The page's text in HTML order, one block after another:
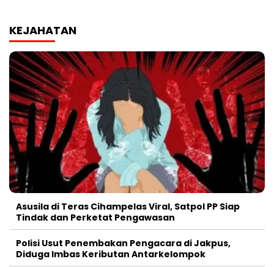
KEJAHATAN
Asusila di Teras Cihampelas Viral, Satpol PP Siap
Tindak dan Perketat Pengawasan
Polisi Usut Penembakan Pengacara di Jakpus,
Diduga Imbas Keributan Antarkelompok